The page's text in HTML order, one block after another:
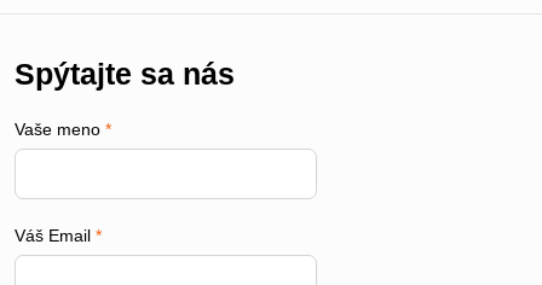
Spýtajte sa nás
Vaše meno *
Váš Email *